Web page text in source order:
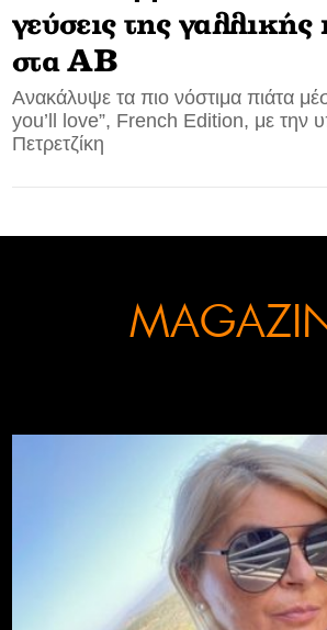
CONTACT
ADVERTISE
γεύσεις της γαλλικής
στα ΑΒ
Ανακάλυψε τα πιο νόστιμα πιάτα
you’ll love”, French Edition, με την
Πετρετζίκη